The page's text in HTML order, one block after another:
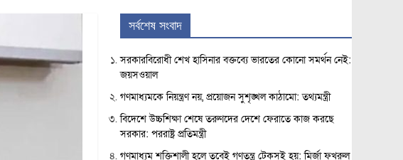
সর্বশেষ সংবাদ
সরকারবিরোধী শেখ হাসিনার বক্তব্যে ভারতের কোনো সমর্থন নেই:
জয়সওয়াল
গণমাধ্যমকে নিয়ন্ত্রণ নয়, প্রয়োজন সুশৃঙ্খল কাঠামো: তথ্যমন্ত্রী
বিদেশে উচ্চশিক্ষা শেষে তরুণদের দেশে ফেরাতে কাজ করছে
সরকার: পররাষ্ট্র প্রতিমন্ত্রী
গণমাধ্যম শক্তিশালী হলে তবেই গণতন্ত্র টেকসই হয়: মির্জা ফখরুল